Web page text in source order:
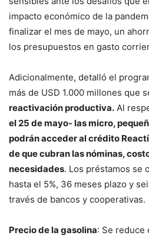
impacto económico de la
finalizar el mes de mayo, un
los presupuestos en gasto
Adicionalmente, detalló el
más de USD 1.000 millones que
reactivación productiva. Al
el 25 de mayo- las micro,
podrán acceder al crédito
de que cubran las nóminas,
necesidades. Los préstamos se
hasta el 5%, 36 meses plazo y
través de bancos y cooperativas.
Precio de la gasolina: Se reduce